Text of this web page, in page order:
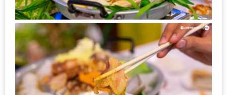
200
บาท
ดี
กับ
วงใน